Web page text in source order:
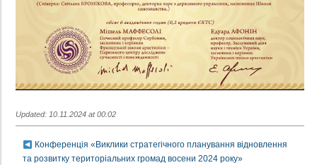
Updated: 10.11.2024 at 00:02
Конференція «Виклики стратегічного планування відновлення
та розвитку територіальних громад восени 2024 року»